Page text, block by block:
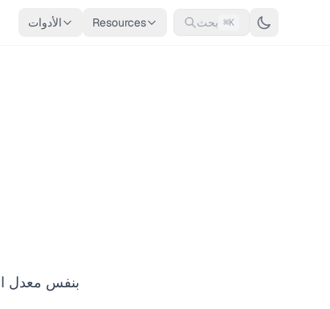
الأدوات Resources بحث ⌘K